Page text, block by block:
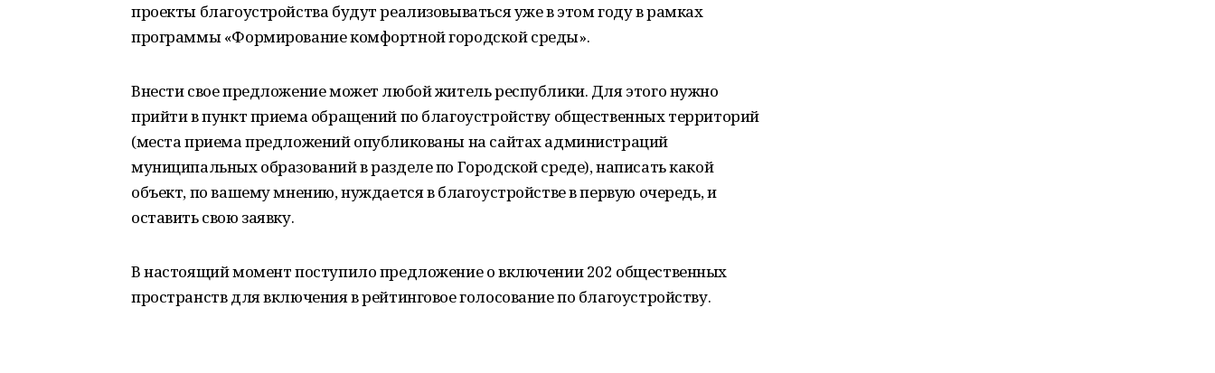
проекты благоустройства будут реализовываться уже в этом году в рамках
программы «Формирование комфортной городской среды».
Внести свое предложение может любой житель республики. Для этого нужно
прийти в пункт приема обращений по благоустройству общественных территорий
(места приема предложений опубликованы на сайтах администраций
муниципальных образований в разделе по Городской среде), написать какой
объект, по вашему мнению, нуждается в благоустройстве в первую очередь, и
оставить свою заявку.
В настоящий момент поступило предложение о включении 202 общественных
пространств для включения в рейтинговое голосование по благоустройству.